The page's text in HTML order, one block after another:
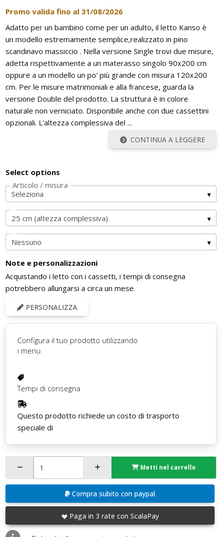
Promo valida fino al 31/08/2026
Adatto per un bambino come per un adulto, il letto Kanso è
un modello estremamente semplice,realizzato in pino
scandinavo massiccio . Nella versione Single trovi due misure,
adetta rispettivamente a un materasso singolo 90x200 cm
oppure a un modello un po' più grande con misura 120x200
cm. Per le misure matrimoniali e alla francese, guarda la
versione Double del prodotto. La struttura è in colore
naturale non verniciato. Disponibile anche con due cassettini
opzionali. L'altezza complessiva del ...
CONTINUA A LEGGERE
Select options
Articolo / misura
Note e personalizzazioni
Acquistando i letto con i cassetti, i tempi di consegna
potrebbero allungarsi a circa un mese.
PERSONALIZZA
Configura il tuo prodotto utilizzando
i menu
Tempi di consegna
Questo prodotto richiede un costo di trasporto
speciale di
Metti nel carrello
Compra subito con paypal
Paga in 3 rate con ScalaPay
Pareti attrezzate
Cucine
Materassi ad hoc
DISCIPLINE
Scuole / Operatori Shiatsu
App Shiatsu e agopuntura
OUTLET
Outlet